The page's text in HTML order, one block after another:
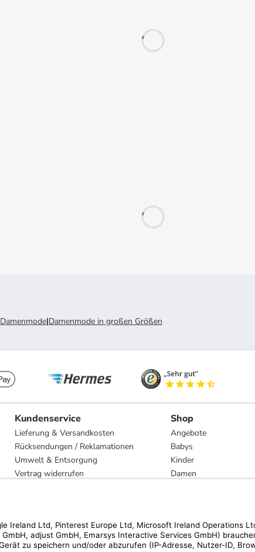
Damenmode|Damenmode in großen Größen
Kundenservice
Lieferung & Versandkosten
Rücksendungen / Reklamationen
Umwelt & Entsorgung
Vertrag widerrufen
Shop
Angebote
Babys
Kinder
Damen
Marken